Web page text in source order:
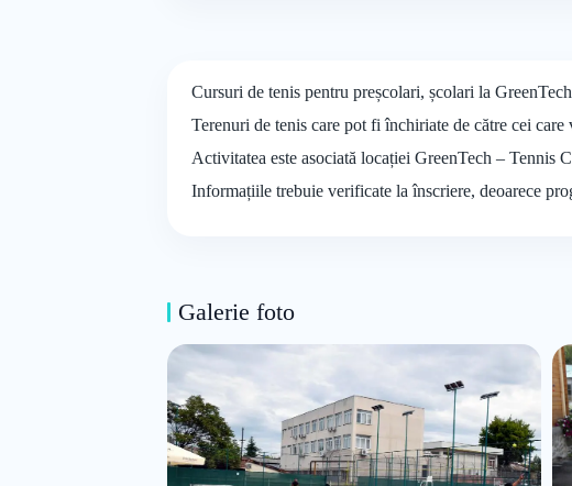
Cursuri de tenis pentru preșcolari, școlari la
Terenuri de tenis care pot fi închiriate de către cei care
Activitatea este asociată locației GreenTech – Tennis
Informațiile trebuie verificate la înscriere, deoarece
Galerie foto